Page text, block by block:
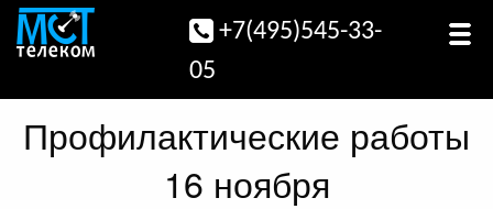
+7(495)545-33-
05
Профилактические работы
16 ноября